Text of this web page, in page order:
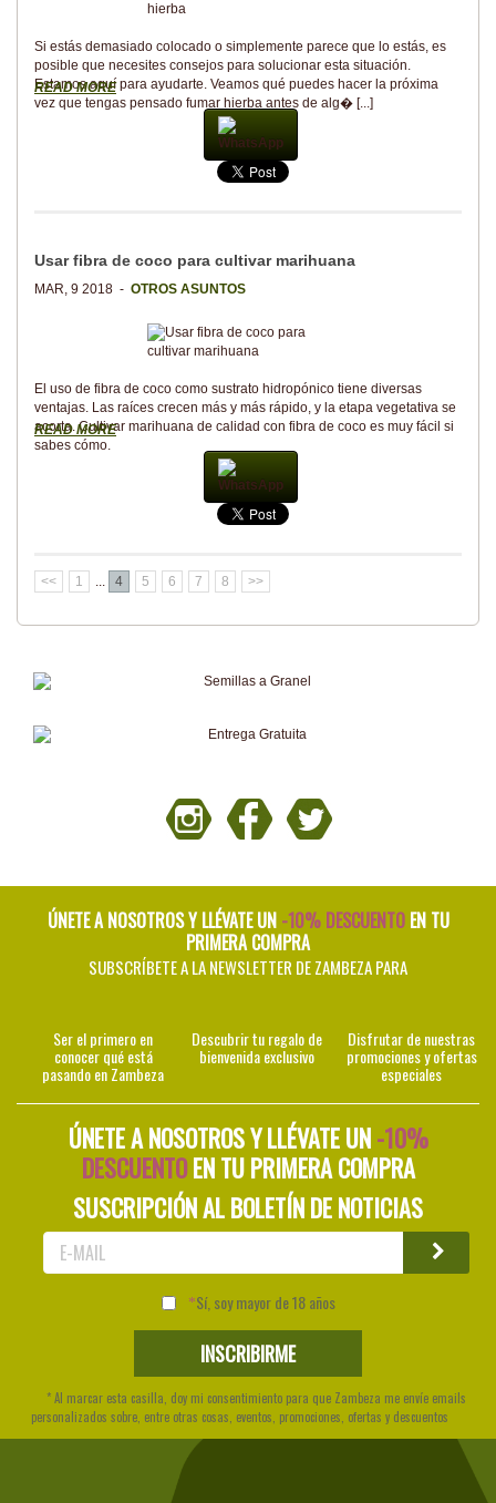
Si estás demasiado colocado o simplemente parece que lo estás, es
posible que necesites consejos para solucionar esta situación.
Estamos aquí para ayudarte. Veamos qué puedes hacer la próxima
vez que tengas pensado fumar hierba antes de alg� [...]
READ MORE
WhatsApp
Usar fibra de coco para cultivar marihuana
MAR, 9 2018 - OTROS ASUNTOS
El uso de fibra de coco como sustrato hidropónico tiene diversas
ventajas. Las raíces crecen más y más rápido, y la etapa vegetativa se
acorta. Cultivar marihuana de calidad con fibra de coco es muy fácil si
sabes cómo.
READ MORE
WhatsApp
<< 1 ... 4 5 6 7 8 >>
ÚNETE A NOSOTROS Y LLÉVATE UN -10% DESCUENTOEN TU
PRIMERA COMPRA
SUBSCRÍBETE A LA NEWSLETTER DE ZAMBEZA PARA
Ser el primero en
conocer qué está
pasando en Zambeza
Descubrir tu regalo de
bienvenida exclusivo
Disfrutar de nuestras
promociones y ofertas
especiales
ÚNETE A NOSOTROS Y LLÉVATE UN-10%
DESCUENTOEN TU PRIMERA COMPRA
SUSCRIPCIÓN AL BOLETÍN DE NOTICIAS
Sí, soy mayor de 18 años
* Al marcar esta casilla, doy mi consentimiento para que Zambeza me envíe emails
personalizados sobre, entre otras cosas, eventos, promociones, ofertas y descuentos